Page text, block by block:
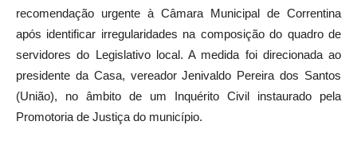
recomendação urgente à Câmara Municipal de Correntina
após identificar irregularidades na composição do quadro de
servidores do Legislativo local. A medida foi direcionada ao
presidente da Casa, vereador Jenivaldo Pereira dos Santos
(União), no âmbito de um Inquérito Civil instaurado pela
Promotoria de Justiça do município.